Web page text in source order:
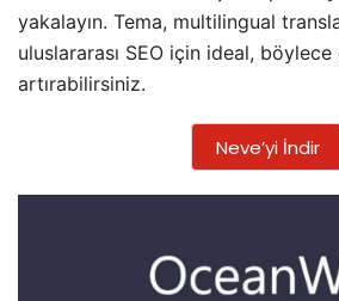
yakalayın. Tema, multilingual
uluslararası SEO için ideal,
artırabilirsiniz.
Neve’yi İndir